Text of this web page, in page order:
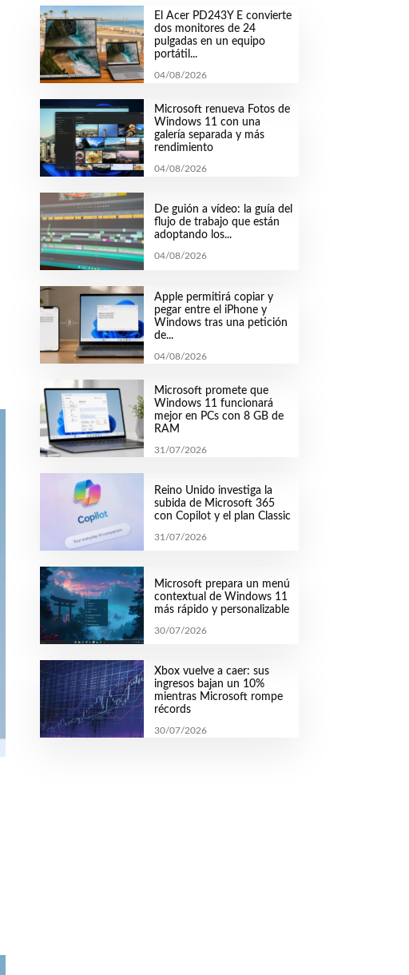
El Acer PD243Y E convierte
dos monitores de 24
pulgadas en un equipo
portátil...
04/08/2026
Microsoft renueva Fotos de
Windows 11 con una
galería separada y más
rendimiento
04/08/2026
De guión a vídeo: la guía del
flujo de trabajo que están
adoptando los...
04/08/2026
Apple permitirá copiar y
pegar entre el iPhone y
Windows tras una petición
de...
04/08/2026
Microsoft promete que
Windows 11 funcionará
mejor en PCs con 8 GB de
RAM
31/07/2026
Reino Unido investiga la
subida de Microsoft 365
con Copilot y el plan Classic
31/07/2026
Microsoft prepara un menú
contextual de Windows 11
más rápido y personalizable
30/07/2026
Xbox vuelve a caer: sus
ingresos bajan un 10%
mientras Microsoft rompe
récords
30/07/2026